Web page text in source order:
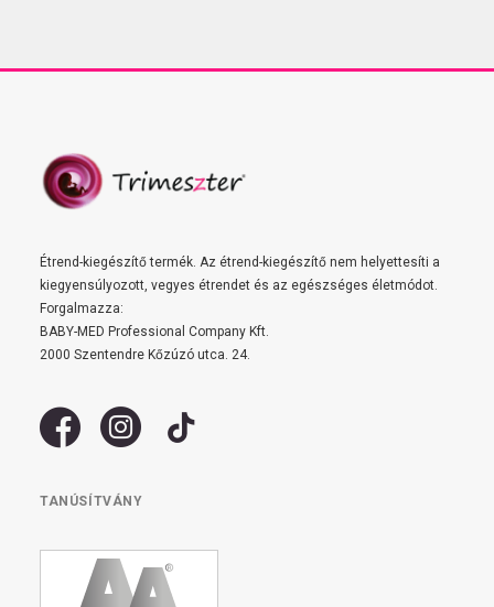
Étrend-kiegészítő termék. Az étrend-kiegészítő nem helyettesíti a
kiegyensúlyozott, vegyes étrendet és az egészséges életmódot.
Forgalmazza:
BABY-MED Professional Company Kft.
2000 Szentendre Kőzúzó utca. 24.
TANÚSÍTVÁNY